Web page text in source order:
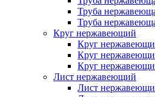
Труба
Труба
Круг нержавеющий
Круг
Круг
Круг
Лист нержавеющий
Лист